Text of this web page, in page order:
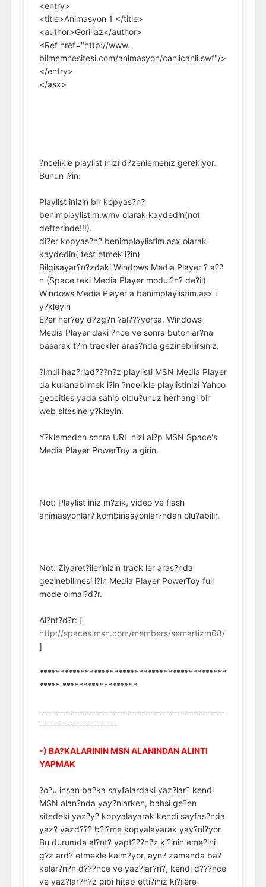
<entry>
<title>Animasyon 1 </title>
<author>Gorillaz</author>
<Ref href="http://www.
bilmemnesitesi.com/animasyon/canlicanli.swf"/>
</entry>
</asx>
?ncelikle playlist inizi d?zenlemeniz gerekiyor.
Bunun i?in:
Playlist inizin bir kopyas?n?
benimplaylistim.wmv olarak kaydedin(not
defterinde!!!).
di?er kopyas?n? benimplaylistim.asx olarak
kaydedin( test etmek i?in)
Bilgisayar?n?zdaki Windows Media Player ? a??
n (Space teki Media Player modul?n? de?il)
Windows Media Player a benimplaylistim.asx i
y?kleyin
E?er her?ey d?zg?n ?al???yorsa, Windows
Media Player daki ?nce ve sonra butonlar?na
basarak t?m trackler aras?nda gezinebilirsiniz.
?imdi haz?rlad???n?z playlisti MSN Media Player
da kullanabilmek i?in ?ncelikle playlistinizi Yahoo
geocities yada sahip oldu?unuz herhangi bir
web sitesine y?kleyin.
Y?klemeden sonra URL nizi al?p MSN Space's
Media Player PowerToy a girin.
Not: Playlist iniz m?zik, video ve flash
animasyonlar? kombinasyonlar?ndan olu?abilir.
Not: Ziyaret?ilerinizin track ler aras?nda
gezinebilmesi i?in Media Player PowerToy full
mode olmal?d?r.
Al?nt?d?r: [
http://spaces.msn.com/members/semartizm68/
]
*********************************************
***** ******************
----------------------------------------------------
----------------------
-) BA?KALARININ MSN ALANINDAN ALINTI
YAPMAK
?o?u insan ba?ka sayfalardaki yaz?lar? kendi
MSN alan?nda yay?nlarken, bahsi ge?en
sitedeki yaz?y? kopyalayarak kendi sayfas?nda
yaz? yazd??? b?l?me kopyalayarak yay?nl?yor.
Bu durumda al?nt? yapt???n?z ki?inin eme?ini
g?z ard? etmekle kalm?yor, ayn? zamanda ba?
kalar?n?n d???nce ve yaz?lar?n?, kendi d???nce
ve yaz?lar?n?z gibi hitap etti?iniz ki?ilere